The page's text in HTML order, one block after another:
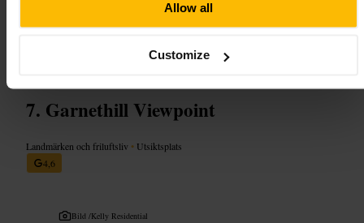
Allow all
Customize
området efteråt, det finns få serveringar inne i museet. Passar bra för en
University of Glasgow, 82 Hillhead St, Glasgow G12 8QQ, UK
Garnethill Viewpoint
Landmärken och friluftsliv • Utsiktsplats
4,6
Bild /Kelly Residential